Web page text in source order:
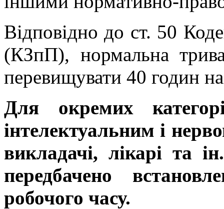
Відповідно до ст. 50
(КЗпП), нормальна
перевищувати 40 годин
Для окремих
інтелектуальним і
викладачі, лікарі та
передбачено
робочого часу.